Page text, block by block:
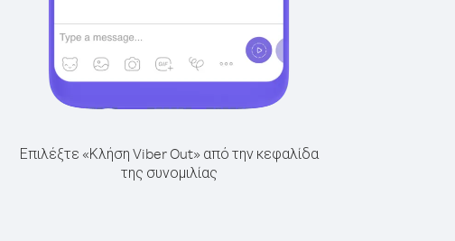
Επιλέξτε «Κλήση Viber Out» από την κεφαλίδα
της συνομιλίας